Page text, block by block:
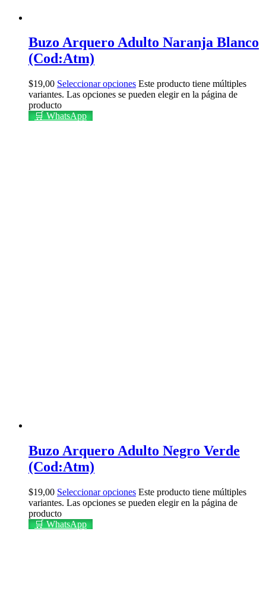
Buzo Arquero Adulto Naranja Blanco
(Cod:Atm)
$19,00 Seleccionar opciones Este producto tiene múltiples
variantes. Las opciones se pueden elegir en la página de
producto
🛒 WhatsApp
Buzo Arquero Adulto Negro Verde
(Cod:Atm)
$19,00 Seleccionar opciones Este producto tiene múltiples
variantes. Las opciones se pueden elegir en la página de
producto
🛒 WhatsApp